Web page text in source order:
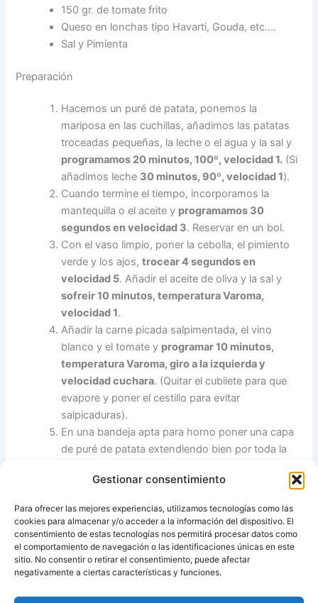
Gestionar consentimiento
Para ofrecer las mejores experiencias, utilizamos tecnologías como las
cookies para almacenar y/o acceder a la información del dispositivo. El
consentimiento de estas tecnologías nos permitirá procesar datos como
el comportamiento de navegación o las identificaciones únicas en este
sitio. No consentir o retirar el consentimiento, puede afectar
negativamente a ciertas características y funciones.
150 gr. de tomate frito
Queso en lonchas tipo Havarti, Gouda, etc….
Sal y Pimienta
Preparación
Hacemos un puré de patata, ponemos la
mariposa en las cuchillas, añadimos las patatas
troceadas pequeñas, la leche o el agua y la sal y
programamos 20 minutos, 100º, velocidad 1. (Si
añadimos leche 30 minutos, 90º, velocidad 1).
Cuando termine el tiempo, incorporamos la
mantequilla o el aceite y programamos 30
segundos en velocidad 3. Reservar en un bol.
Con el vaso limpio, poner la cebolla, el pimiento
verde y los ajos,trocear 4 segundos en
velocidad 5. Añadir el aceite de oliva y la sal y
sofreir 10 minutos, temperatura Varoma,
velocidad 1.
Añadir la carne picada salpimentada, el vino
blanco y el tomate y programar 10 minutos,
temperatura Varoma, giro a la izquierda y
velocidad cuchara. (Quitar el cubilete para que
evapore y poner el cestillo para evitar
salpicaduras).
En una bandeja apta para horno poner una capa
de puré de patata extendiendo bien por toda la
lonchas de queso, volver a cubrir con el resto de
Gratinar en el horno hasta que la superficie esté
doradita.
Fuente:Las recetas de Pipi